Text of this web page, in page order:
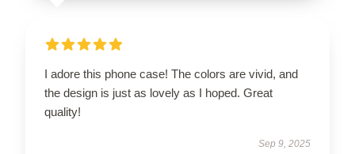
I adore this phone case! The colors are vivid, and
the design is just as lovely as I hoped. Great
quality!
Sep 9, 2025